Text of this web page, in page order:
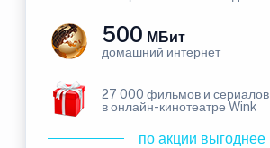
500 МБит
домашний интернет
27 000 фильмов и сериалов
в онлайн-кинотеатре Wink
по акции выгоднее